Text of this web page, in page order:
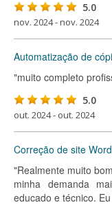
5.0
nov. 2024 - nov. 2024
Automatização de
"muito completo
5.0
out. 2024 - out. 2024
Correção de site
"Realmente muito
minha demanda
educado e técnico.